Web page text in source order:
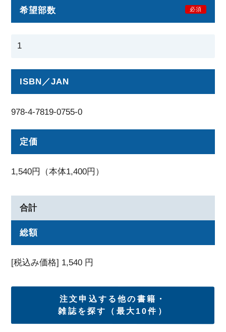
希望部数 必須
ISBN／JAN
978-4-7819-0755-0
定価
1,540円（本体1,400円）
合計
総額
[税込み価格] 1,540 円
注文申込する他の書籍・
雑誌を探す（最大10件）